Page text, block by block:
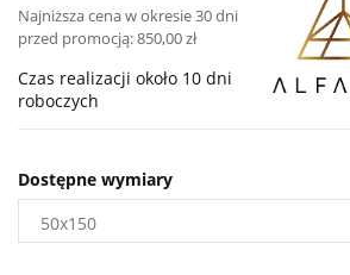
Najniższa cena w okresie 30 dni
przed promocją:850,00 zł
Czas realizacji około 10 dni
roboczych
Dostępne wymiary